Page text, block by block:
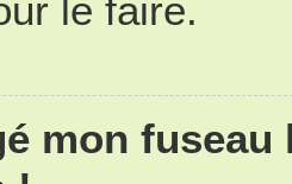
le faire.
mon